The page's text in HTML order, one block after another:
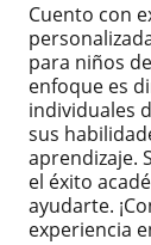
Cuento con
para niños
enfoque es
individuales
sus
aprendizaje.
el éxito
ayudarte.
experiencia